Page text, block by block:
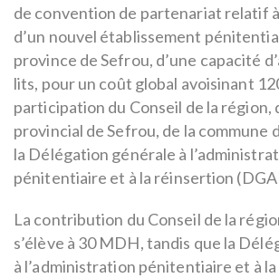
de convention de partenariat relatif
d’un nouvel établissement
province de Sefrou, d’une capacité
lits, pour un coût global avoisinant
participation du Conseil de la région,
provincial de Sefrou, de la commune
la Délégation générale à
pénitentiaire et à la réinsertion
La contribution du Conseil de la
s’élève à 30 MDH, tandis que la
à l’administration pénitentiaire et à